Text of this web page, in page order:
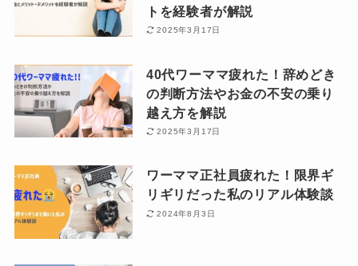
トを経験者が解説
2025年3月17日
40代ワーママ疲れた！辞めどき
の判断方法やお金の不安の乗り
越え方を解説
2025年3月17日
ワーママ正社員疲れた！限界ギ
リギリだった私のリアル体験談
2024年8月3日